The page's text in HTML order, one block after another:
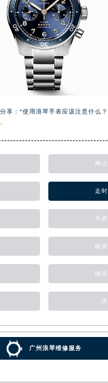
享：“使用浪琴手表应该注意什么
网点
走
手
磕
抛
广州浪琴维修服务